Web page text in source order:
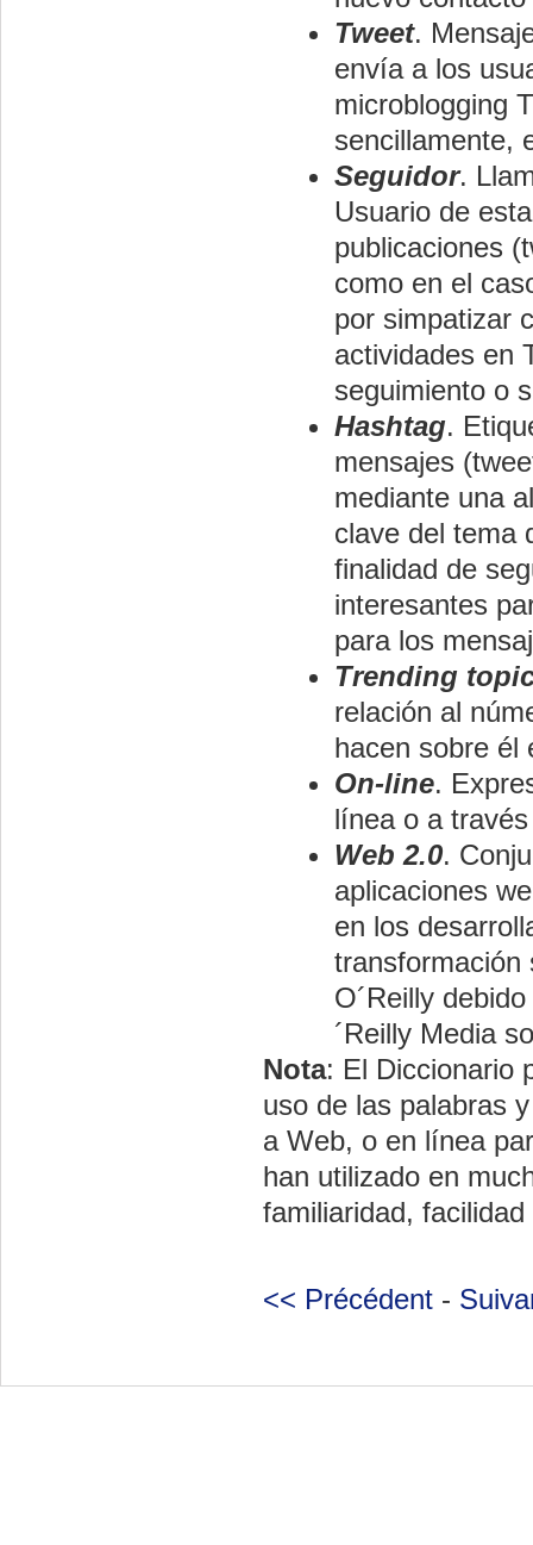
Tweet.
envía a los
microblogging
sencillamente,
Seguidor.
Usuario de
publicaciones
como en el
por simpatizar
actividades en
seguimiento o
Hashtag.
mensajes
mediante una
clave del tema
finalidad de
interesantes
para los
Trending
relación al
hacen sobre él
On-line.
línea o a
Web 2.0.
aplicaciones
en los
transformación
O´Reilly
´Reilly Media
Nota: El Diccionario
uso de las palabras
a Web, o en línea
han utilizado en
familiaridad,
<< Précédent -